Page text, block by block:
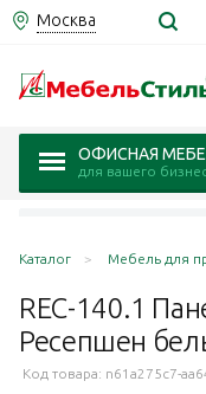
Москва
ОФИСНАЯ
для вашего
Каталог Мебель для
REC-140.1
Ресепшен
Код товара: n61a275c7-